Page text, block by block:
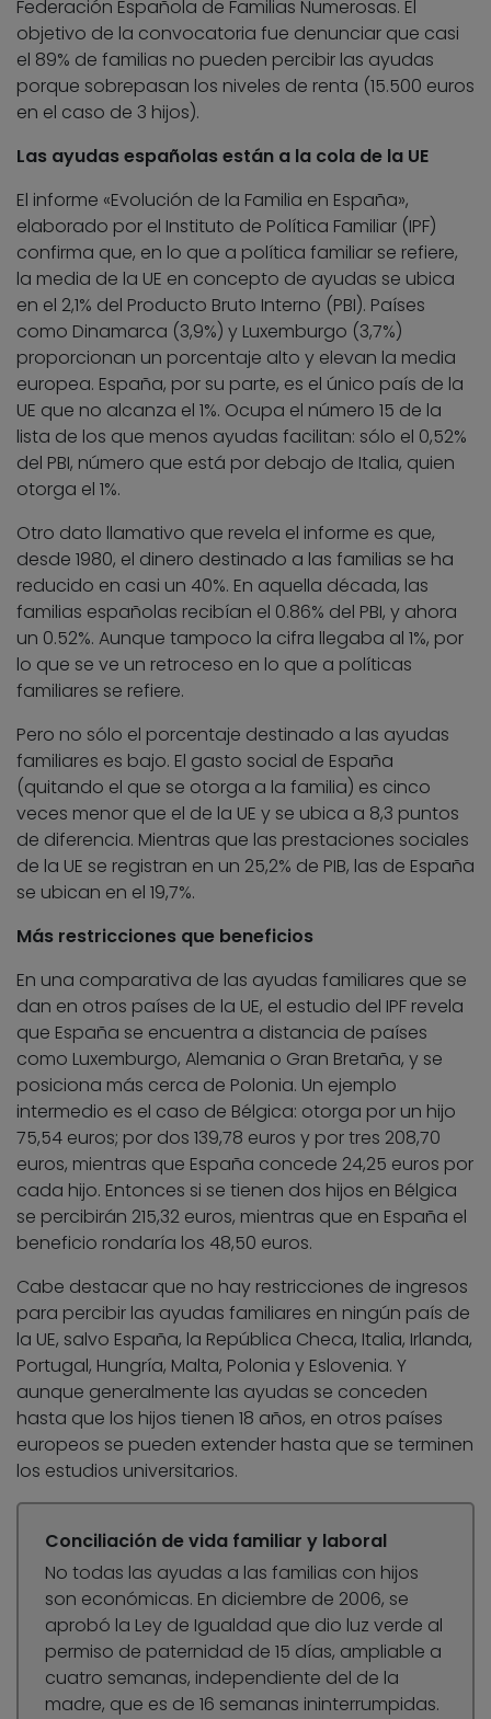
Federación Española de Familias Numerosas. El
objetivo de la convocatoria fue denunciar que casi
el 89% de familias no pueden percibir las ayudas
porque sobrepasan los niveles de renta (15.500 euros
en el caso de 3 hijos).
Las ayudas españolas están a la cola de la UE
El informe «Evolución de la Familia en España»,
elaborado por el Instituto de Política Familiar (IPF)
confirma que, en lo que a política familiar se refiere,
la media de la UE en concepto de ayudas se ubica
en el 2,1% del Producto Bruto Interno (PBI). Países
como Dinamarca (3,9%) y Luxemburgo (3,7%)
proporcionan un porcentaje alto y elevan la media
europea. España, por su parte, es el único país de la
UE que no alcanza el 1%. Ocupa el número 15 de la
lista de los que menos ayudas facilitan: sólo el 0,52%
del PBI, número que está por debajo de Italia, quien
otorga el 1%.
Otro dato llamativo que revela el informe es que,
desde 1980, el dinero destinado a las familias se ha
reducido en casi un 40%. En aquella década, las
familias españolas recibían el 0.86% del PBI, y ahora
un 0.52%. Aunque tampoco la cifra llegaba al 1%, por
lo que se ve un retroceso en lo que a políticas
familiares se refiere.
Pero no sólo el porcentaje destinado a las ayudas
familiares es bajo. El gasto social de España
(quitando el que se otorga a la familia) es cinco
veces menor que el de la UE y se ubica a 8,3 puntos
de diferencia. Mientras que las prestaciones sociales
de la UE se registran en un 25,2% de PIB, las de España
se ubican en el 19,7%.
Más restricciones que beneficios
En una comparativa de las ayudas familiares que se
dan en otros países de la UE, el estudio del IPF revela
que España se encuentra a distancia de países
como Luxemburgo, Alemania o Gran Bretaña, y se
posiciona más cerca de Polonia. Un ejemplo
intermedio es el caso de Bélgica: otorga por un hijo
75,54 euros; por dos 139,78 euros y por tres 208,70
euros, mientras que España concede 24,25 euros por
cada hijo. Entonces si se tienen dos hijos en Bélgica
se percibirán 215,32 euros, mientras que en España el
beneficio rondaría los 48,50 euros.
Cabe destacar que no hay restricciones de ingresos
para percibir las ayudas familiares en ningún país de
la UE, salvo España, la República Checa, Italia, Irlanda,
Portugal, Hungría, Malta, Polonia y Eslovenia. Y
aunque generalmente las ayudas se conceden
hasta que los hijos tienen 18 años, en otros países
europeos se pueden extender hasta que se terminen
los estudios universitarios.
Conciliación de vida familiar y laboral
No todas las ayudas a las familias con hijos
son económicas. En diciembre de 2006, se
aprobó la Ley de Igualdad que dio luz verde al
permiso de paternidad de 15 días, ampliable a
cuatro semanas, independiente del de la
madre, que es de 16 semanas ininterrumpidas.